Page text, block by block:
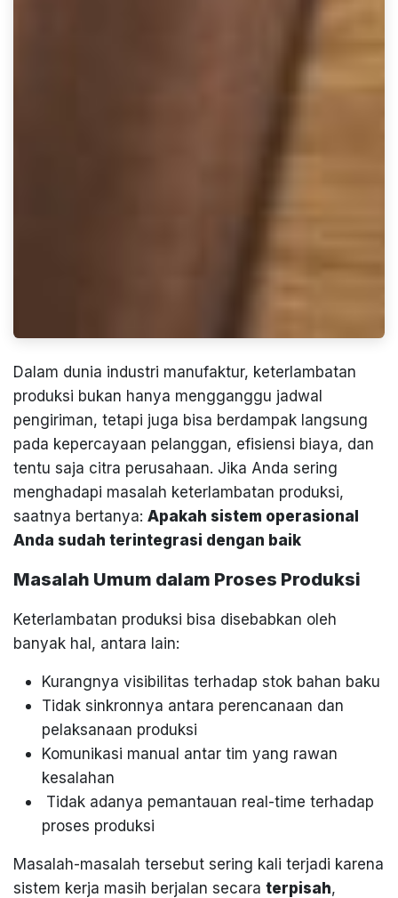
Dalam dunia industri manufaktur, keterlambatan
produksi bukan hanya mengganggu jadwal
pengiriman, tetapi juga bisa berdampak langsung
pada kepercayaan pelanggan, efisiensi biaya, dan
tentu saja citra perusahaan. Jika Anda sering
menghadapi masalah keterlambatan produksi,
saatnya bertanya: Apakah sistem operasional
Anda sudah terintegrasi dengan baik
Masalah Umum dalam Proses Produksi
Keterlambatan produksi bisa disebabkan oleh
banyak hal, antara lain:
Kurangnya visibilitas terhadap stok bahan baku
Tidak sinkronnya antara perencanaan dan
pelaksanaan produksi
Komunikasi manual antar tim yang rawan
kesalahan
Tidak adanya pemantauan real-time terhadap
proses produksi
Masalah-masalah tersebut sering kali terjadi karena
sistem kerja masih berjalan secara terpisah,